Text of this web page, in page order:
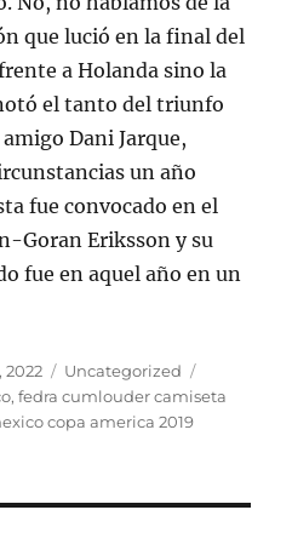
que lució en la final del
a Holanda sino la
el tanto del triunfo
Dani Jarque,
un año
fue convocado en el
Goran Eriksson y su
fue en aquel año en un
2022 Categorías
Uncategorized
,fedra cumlouder camiseta
copa america 2019